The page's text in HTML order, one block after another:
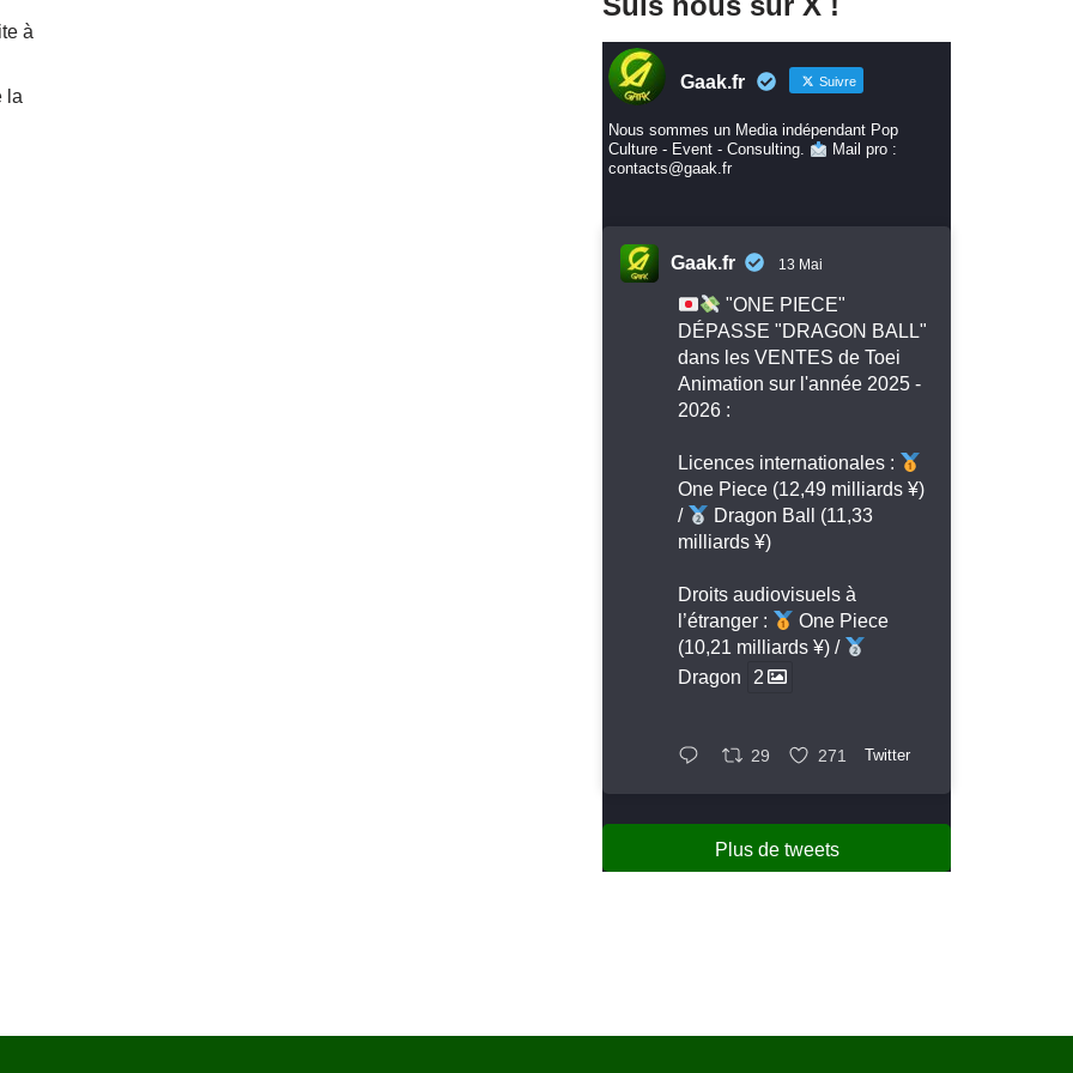
à
la
Gaak.fr Suivre
Nous sommes un Media indépendant Pop
Culture - Event - Consulting.
Mail pro :
contacts@gaak.fr
Gaak.fr 13 Mai
"ONE PIECE"
DÉPASSE "DRAGON BALL"
dans les VENTES de Toei
Animation sur l'année 2025 -
2026 :
Licences internationales :
One Piece (12,49 milliards ¥)
/
Dragon Ball (11,33
milliards ¥)
Droits audiovisuels à
l’étranger :
One Piece
(10,21 milliards ¥) /
Dragon
2
29 271 Twitter
Plus de tweets